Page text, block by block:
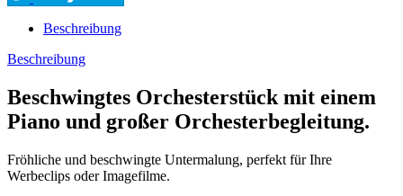
Beschreibung
Beschreibung
Beschwingtes Orchesterstück mit einem
Piano und großer Orchesterbegleitung.
Fröhliche und beschwingte Untermalung, perfekt für Ihre
Werbeclips oder Imagefilme.